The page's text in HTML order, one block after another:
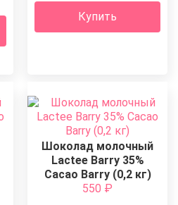
Купить
Шоколад молочный
Lactee Barry 35%
Cacao Barry (0,2 кг)
550 ₽